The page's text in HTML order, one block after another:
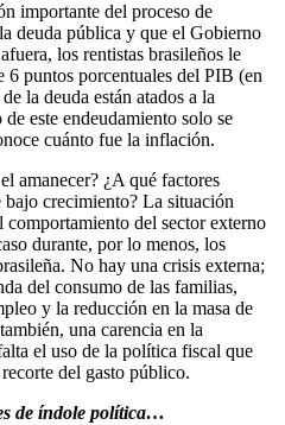
importante del proceso de
deuda pública y que el Gobierno
los rentistas brasileños le
puntos porcentuales del PIB (en
la deuda están atados a la
este endeudamiento solo se
cuánto fue la inflación.
amanecer? ¿A qué factores
bajo crecimiento? La situación
comportamiento del sector externo
durante, por lo menos, los
No hay una crisis externa;
del consumo de las familias,
y la reducción en la masa de
una carencia en la
el uso de la política fiscal que
del gasto público.
de índole política…